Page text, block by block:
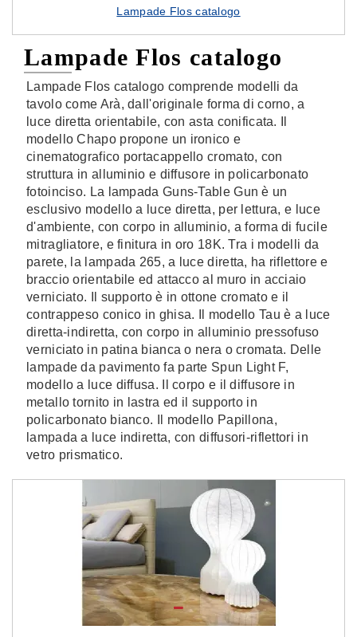
Lampade Flos catalogo
Lampade Flos catalogo
Lampade Flos catalogo comprende modelli da
tavolo come Arà, dall'originale forma di corno, a
luce diretta orientabile, con asta conificata. Il
modello Chapo propone un ironico e
cinematografico portacappello cromato, con
struttura in alluminio e diffusore in policarbonato
fotoinciso. La lampada Guns-Table Gun è un
esclusivo modello a luce diretta, per lettura, e luce
d'ambiente, con corpo in alluminio, a forma di fucile
mitragliatore, e finitura in oro 18K. Tra i modelli da
parete, la lampada 265, a luce diretta, ha riflettore e
braccio orientabile ed attacco al muro in acciaio
verniciato. Il supporto è in ottone cromato e il
contrappeso conico in ghisa. Il modello Tau è a luce
diretta-indiretta, con corpo in alluminio pressofuso
verniciato in patina bianca o nera o cromata. Delle
lampade da pavimento fa parte Spun Light F,
modello a luce diffusa. Il corpo e il diffusore in
metallo tornito in lastra ed il supporto in
policarbonato bianco. Il modello Papillona,
lampada a luce indiretta, con diffusori-riflettori in
vetro prismatico.